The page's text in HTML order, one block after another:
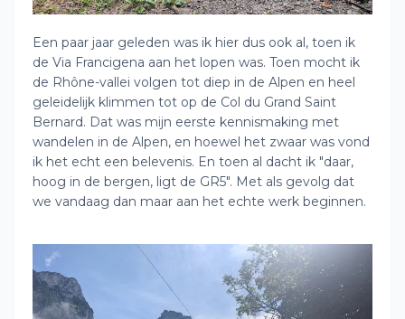
Een paar jaar geleden was ik hier dus ook al, toen ik
de Via Francigena aan het lopen was. Toen mocht ik
de Rhône-vallei volgen tot diep in de Alpen en heel
geleidelijk klimmen tot op de Col du Grand Saint
Bernard. Dat was mijn eerste kennismaking met
wandelen in de Alpen, en hoewel het zwaar was vond
ik het echt een belevenis. En toen al dacht ik "daar,
hoog in de bergen, ligt de GR5". Met als gevolg dat
we vandaag dan maar aan het echte werk beginnen.